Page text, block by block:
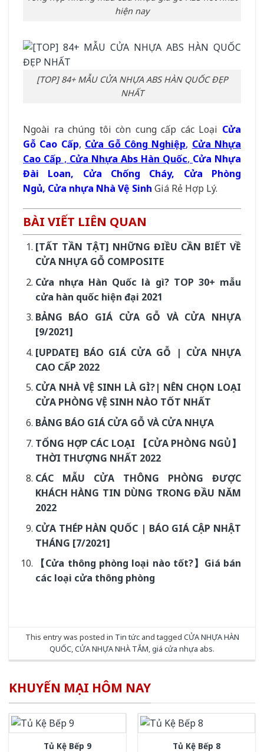
hiện nay
[TOP] 84+ MẪU CỬA NHỰA ABS HÀN QUỐC ĐẸP
NHẤT
Ngoài ra chúng tôi còn cung cấp các Loại Cửa
Gỗ Cao Cấp, Cửa Gỗ Công Nghiệp, Cửa Nhựa
Cao Cấp , Cửa Nhựa Abs Hàn Quốc, Cửa Nhựa
Đài Loan, Cửa Chống Cháy, Cửa Phòng
Ngủ, Cửa nhựa Nhà Vệ Sinh Giá Rẻ Hợp Lý.
BÀI VIẾT LIÊN QUAN
[TẤT TẦN TẬT] NHỮNG ĐIỀU CẦN BIẾT VỀ
CỬA NHỰA GỖ COMPOSITE
Cửa nhựa Hàn Quốc là gì? TOP 30+ mẫu
cửa hàn quốc hiện đại 2021
BẢNG BÁO GIÁ CỬA GỖ VÀ CỬA NHỰA
[9/2021]
[UPDATE] BÁO GIÁ CỬA GỖ | CỬA NHỰA
CAO CẤP 2022
CỬA NHÀ VỆ SINH LÀ GÌ?| NÊN CHỌN LOẠI
CỬA PHÒNG VỆ SINH NÀO TỐT NHẤT
BẢNG BÁO GIÁ CỬA GỖ VÀ CỬA NHỰA
TỔNG HỢP CÁC LOẠI 【CỬA PHÒNG NGỦ】
THỜI THƯỢNG NHẤT 2022
CÁC MẪU CỬA THÔNG PHÒNG ĐƯỢC
KHÁCH HÀNG TIN DÙNG TRONG ĐẦU NĂM
2022
CỬA THÉP HÀN QUỐC | BÁO GIÁ CẬP NHẬT
THÁNG [7/2021]
【Cửa thông phòng loại nào tốt?】Giá bán
các loại cửa thông phòng
This entry was posted in Tin tứcand tagged CỬA NHỰA HÀN
QUỐC,CỬA NHỰA NHÀ TẮM,giá cửa nhựa abs.
KHUYẾN MẠI HÔM NAY
Tủ Kệ Bếp 9 Tủ Kệ Bếp 8